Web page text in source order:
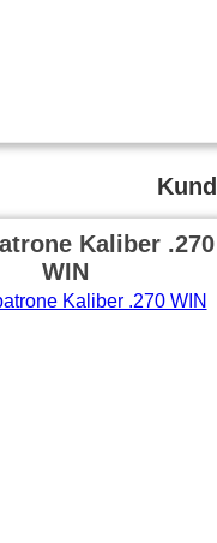
Kaliber .270
WIN